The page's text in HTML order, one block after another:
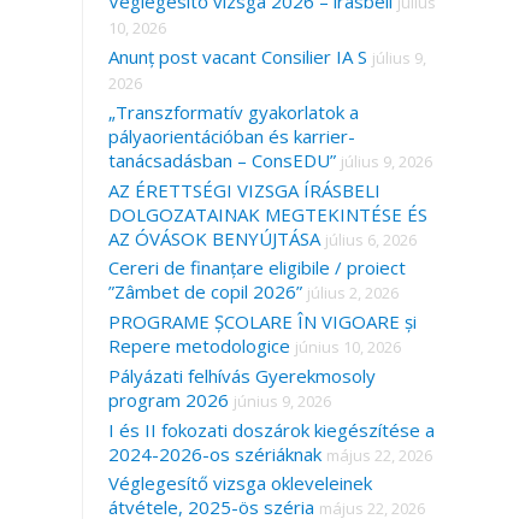
10, 2026
Anunț post vacant Consilier IA S július 9,
2026
„Transzformatív gyakorlatok a
pályaorientációban és karrier-
tanácsadásban – ConsEDU” július 9, 2026
AZ ÉRETTSÉGI VIZSGA ÍRÁSBELI
DOLGOZATAINAK MEGTEKINTÉSE ÉS
AZ ÓVÁSOK BENYÚJTÁSA július 6, 2026
Cereri de finanțare eligibile / proiect
”Zâmbet de copil 2026” július 2, 2026
PROGRAME ȘCOLARE ÎN VIGOARE și
Repere metodologice június 10, 2026
Pályázati felhívás Gyerekmosoly
program 2026 június 9, 2026
I és II fokozati doszárok kiegészítése a
2024-2026-os szériáknak május 22, 2026
Véglegesítő vizsga okleveleinek
átvétele, 2025-ös széria május 22, 2026